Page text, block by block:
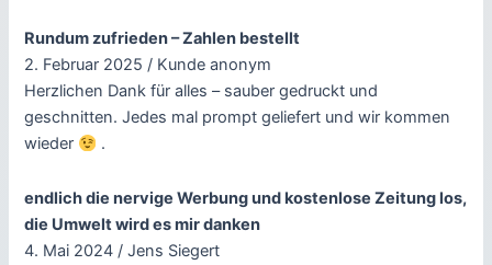
Rundum zufrieden – Zahlen bestellt
2. Februar 2025 / Kunde anonym
Herzlichen Dank für alles – sauber gedruckt und
geschnitten. Jedes mal prompt geliefert und wir kommen
wieder
.
endlich die nervige Werbung und kostenlose Zeitung los,
die Umwelt wird es mir danken
4. Mai 2024 / Jens Siegert